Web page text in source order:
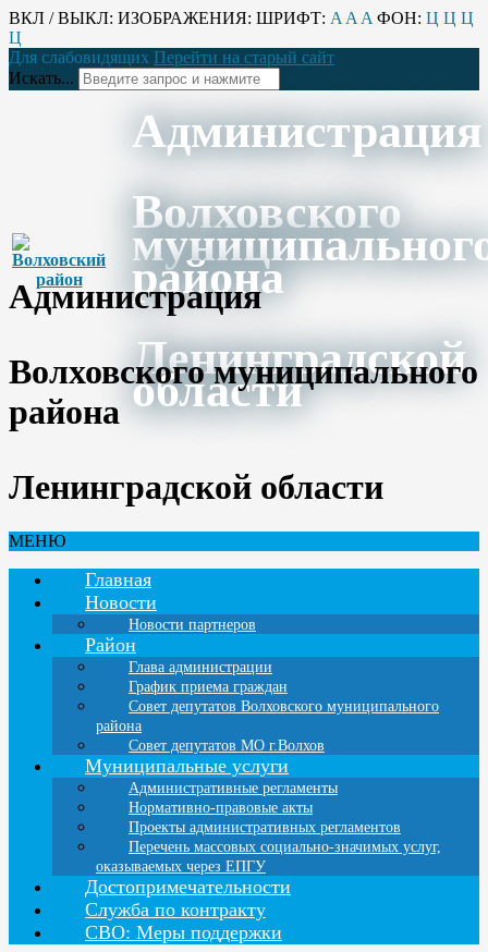
ВКЛ / ВЫКЛ: ИЗОБРАЖЕНИЯ: ШРИФТ: A A A ФОН: Ц Ц Ц
Ц
Для слабовидящих Перейти на старый сайт
Искать...
Администрация
Волховского
района
Ленинградской
области
Администрация
Волховского муниципального
района
Ленинградской области
МЕНЮ
Главная
Новости
Новости партнеров
Район
Глава администрации
График приема граждан
Совет депутатов Волховского муниципального
района
Совет депутатов МО г.Волхов
Муниципальные услуги
Административные регламенты
Нормативно-правовые акты
Проекты административных регламентов
Перечень массовых социально-значимых услуг,
оказываемых через ЕПГУ
Достопримечательности
Служба по контракту
СВО: Меры поддержки